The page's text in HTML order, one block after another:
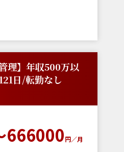
理】年収500万以
日/転勤なし
666000円／月